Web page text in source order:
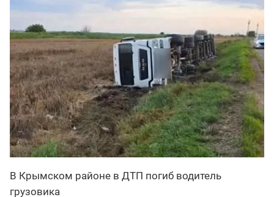
В Крымском районе в ДТП погиб водитель
грузовика